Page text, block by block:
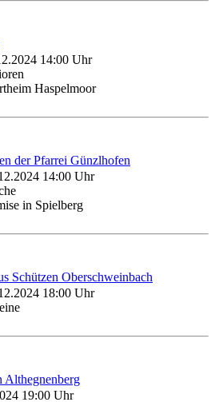
14:00 Uhr
Haspelmoor
der Pfarrei Günzlhofen
14:00 Uhr
in Spielberg
Schützen Oberschweinbach
18:00 Uhr
Althegnenberg
19:00 Uhr